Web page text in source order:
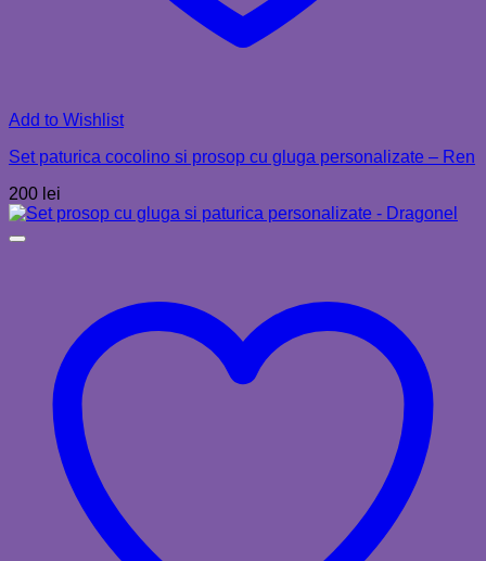
Add to Wishlist
Set paturica cocolino si prosop cu gluga personalizate – Ren
200 lei